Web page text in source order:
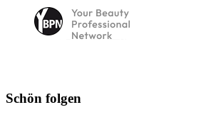
Schön folgen